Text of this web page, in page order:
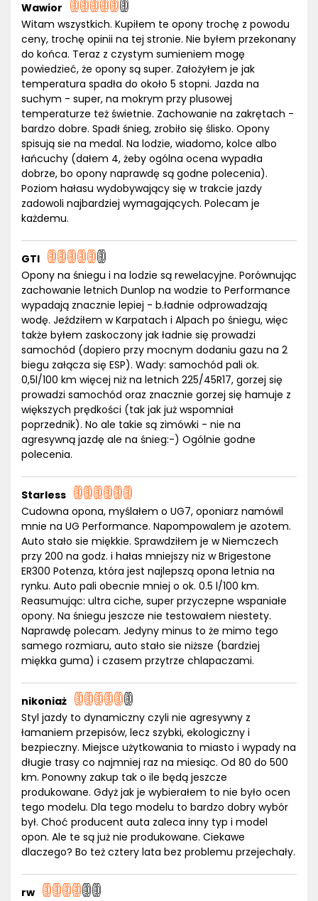
Wawior
Witam wszystkich. Kupiłem te opony trochę z powodu
ceny, trochę opinii na tej stronie. Nie byłem przekonany
do końca. Teraz z czystym sumieniem mogę
powiedzieć, że opony są super. Założyłem je jak
temperatura spadła do około 5 stopni. Jazda na
suchym - super, na mokrym przy plusowej
temperaturze też świetnie. Zachowanie na zakrętach -
bardzo dobre. Spadł śnieg, zrobiło się ślisko. Opony
spisują sie na medal. Na lodzie, wiadomo, kolce albo
łańcuchy (dałem 4, żeby ogólna ocena wypadła
dobrze, bo opony naprawdę są godne polecenia).
Poziom hałasu wydobywający się w trakcie jazdy
zadowoli najbardziej wymagających. Polecam je
każdemu.
GTI
Opony na śniegu i na lodzie są rewelacyjne. Porównując
zachowanie letnich Dunlop na wodzie to Performance
wypadają znacznie lepiej - b.ładnie odprowadzają
wodę. Jeździłem w Karpatach i Alpach po śniegu, więc
także byłem zaskoczony jak ładnie się prowadzi
samochód (dopiero przy mocnym dodaniu gazu na 2
biegu załącza się ESP). Wady: samochód pali ok.
0,5l/100 km więcej niż na letnich 225/45R17, gorzej się
prowadzi samochód oraz znacznie gorzej się hamuje z
większych prędkości (tak jak już wspomniał
poprzednik). No ale takie są zimówki - nie na
agresywną jazdę ale na śnieg:-) Ogólnie godne
polecenia.
Starless
Cudowna opona, myślałem o UG7, oponiarz namówil
mnie na UG Performance. Napompowalem je azotem.
Auto stało sie miękkie. Sprawdziłem je w Niemczech
przy 200 na godz. i hałas mniejszy niz w Brigestone
ER300 Potenza, która jest najlepszą opona letnia na
rynku. Auto pali obecnie mniej o ok. 0.5 l/100 km.
Reasumując: ultra ciche, super przyczepne wspaniałe
opony. Na śniegu jeszcze nie testowałem niestety.
Naprawdę polecam. Jedyny minus to że mimo tego
samego rozmiaru, auto stało sie niższe (bardziej
miękka guma) i czasem przytrze chlapaczami.
nikoniaż
Styl jazdy to dynamiczny czyli nie agresywny z
łamaniem przepisów, lecz szybki, ekologiczny i
bezpieczny. Miejsce użytkowania to miasto i wypady na
długie trasy co najmniej raz na miesiąc. Od 80 do 500
km. Ponowny zakup tak o ile będą jeszcze
produkowane. Gdyż jak je wybierałem to nie było ocen
tego modelu. Dla tego modelu to bardzo dobry wybór
był. Choć producent auta zaleca inny typ i model
opon. Ale te są już nie produkowane. Ciekawe
dlaczego? Bo też cztery lata bez problemu przejechały.
rw